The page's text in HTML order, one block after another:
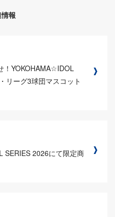
報
！YOKOHAMA☆IDOL
リーグ3球団マスコット
SERIES 2026にて限定商